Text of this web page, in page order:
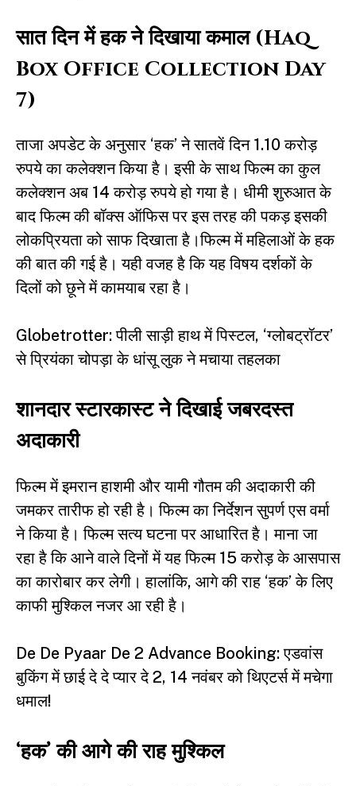
सात दिन में हक ने दिखाया कमाल (Haq
Box Office Collection Day
7)
ताजा अपडेट के अनुसार ‘हक’ ने सातवें दिन 1.10 करोड़
रुपये का कलेक्शन किया है। इसी के साथ फिल्म का कुल
कलेक्शन अब 14 करोड़ रुपये हो गया है। धीमी शुरुआत के
बाद फिल्म की बॉक्स ऑफिस पर इस तरह की पकड़ इसकी
लोकप्रियता को साफ दिखाता है।फिल्म में महिलाओं के हक
की बात की गई है। यही वजह है कि यह विषय दर्शकों के
दिलों को छूने में कामयाब रहा है।
Globetrotter: पीली साड़ी हाथ में पिस्टल, ‘ग्लोबट्रॉटर’
से प्रियंका चोपड़ा के धांसू लुक ने मचाया तहलका
शानदार स्टारकास्ट ने दिखाई जबरदस्त
अदाकारी
फिल्म में इमरान हाशमी और यामी गौतम की अदाकारी की
जमकर तारीफ हो रही है। फिल्म का निर्देशन सुपर्ण एस वर्मा
ने किया है। फिल्म सत्य घटना पर आधारित है। माना जा
रहा है कि आने वाले दिनों में यह फिल्म 15 करोड़ के आसपास
का कारोबार कर लेगी। हालांकि, आगे की राह ‘हक’ के लिए
काफी मुश्किल नजर आ रही है।
De De Pyaar De 2 Advance Booking: एडवांस
बुकिंग में छाई दे दे प्यार दे 2, 14 नवंबर को थिएटर्स में मचेगा
धमाल!
‘हक’ की आगे की राह मुश्किल